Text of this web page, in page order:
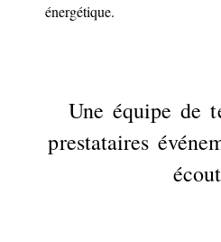
énergétique.
Une équipe de
prestataires